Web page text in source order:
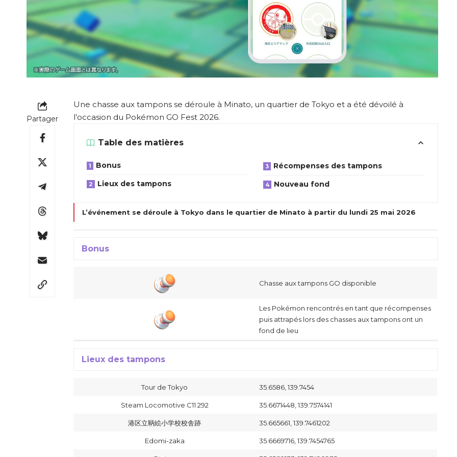
Partager
Une chasse aux tampons se déroule à Minato, un quartier de Tokyo et a été dévoilé à
l’occasion du Pokémon GO Fest 2026.
Table des matières
Bonus
Lieux des tampons
Récompenses des tampons
Nouveau fond
L’événement se déroule à Tokyo dans le quartier de Minato à partir du lundi 25 mai 2026
Bonus
Chasse aux tampons GO disponible
Les Pokémon rencontrés en tant que récompenses
puis attrapés lors des chasses aux tampons ont un
fond de lieu
Lieux des tampons
Tour de Tokyo 35.6586, 139.7454
Steam Locomotive C11 292 35.6671448, 139.7574141
港区立鞆絵小学校校舎跡 35.665661, 139.7461202
Edomi-zaka 35.6669716, 139.7454765